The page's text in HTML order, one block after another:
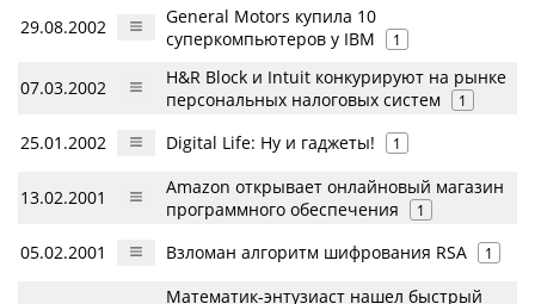
29.08.2002
General Motors купила 10
суперкомпьютеров у IBM
1
07.03.2002
H&R Block и Intuit конкурируют на рынке
персональных налоговых систем
1
25.01.2002 Digital Life: Ну и гаджеты! 1
13.02.2001
Amazon открывает онлайновый магазин
программного обеспечения
1
05.02.2001 Взломан алгоритм шифрования RSA 1
Математик-энтузиаст нашел быстрый